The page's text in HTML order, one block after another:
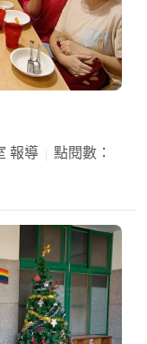
報導
點閱數：